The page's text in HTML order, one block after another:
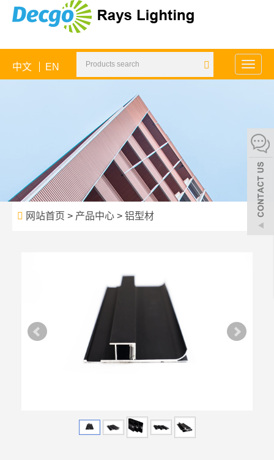
Toggle
中文 EN
网站首页 > 产品中心 > 铝型材